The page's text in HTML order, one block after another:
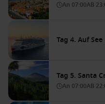
An 07:00AB
Tag 4. Auf See
Tag 5. Santa
An 07:00AB